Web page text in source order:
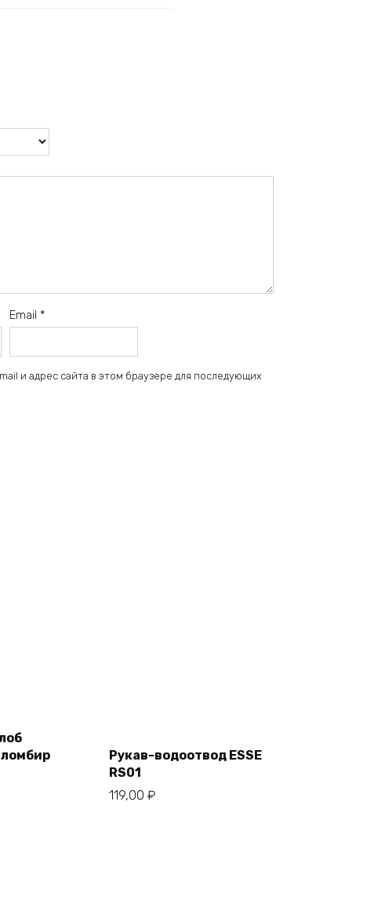
Email *
и адрес сайта в этом браузере для последующих
Рукав-водоотвод ESSE
RS01
119,00 ₽